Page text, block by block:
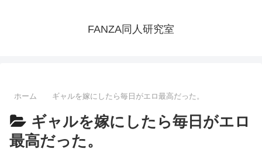
FANZA同人研究室
ホーム ギャルを嫁にしたら毎日がエロ最高だった。
ギャルを嫁にしたら毎日がエロ
最高だった。